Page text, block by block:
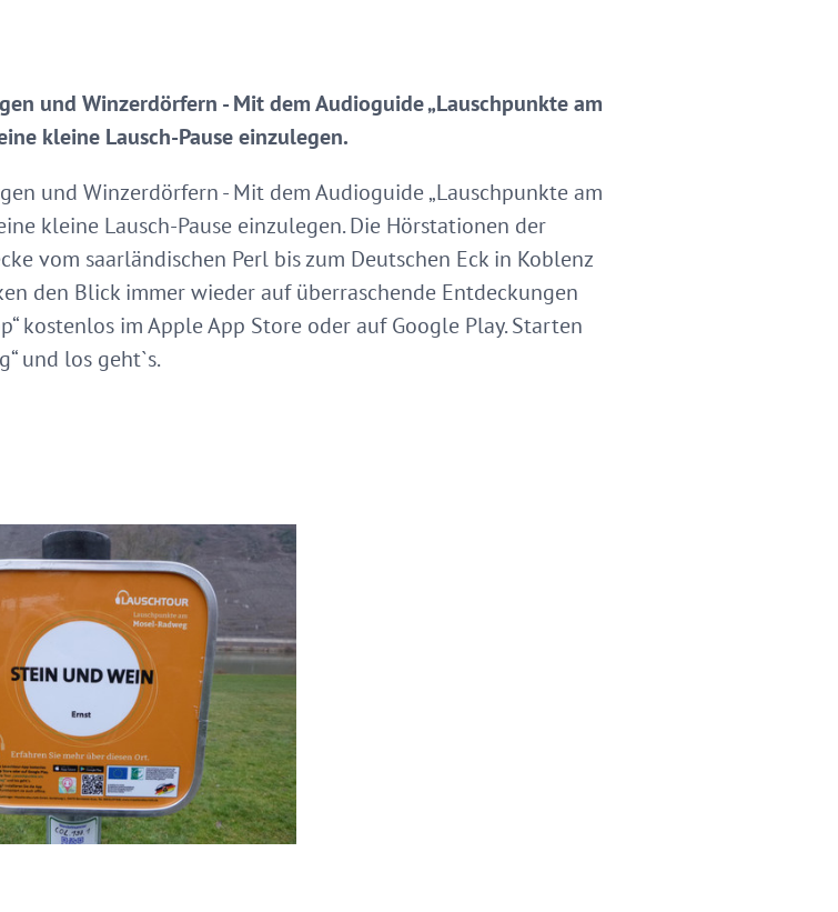
und Winzerdörfern - Mit dem Audioguide „Lauschpunkte am
kleine Lausch-Pause einzulegen.
und Winzerdörfern - Mit dem Audioguide „Lauschpunkte am
kleine Lausch-Pause einzulegen. Die Hörstationen der
vom saarländischen Perl bis zum Deutschen Eck in Koblenz
den Blick immer wieder auf überraschende Entdeckungen
kostenlos im Apple App Store oder auf Google Play. Starten
und los geht`s.